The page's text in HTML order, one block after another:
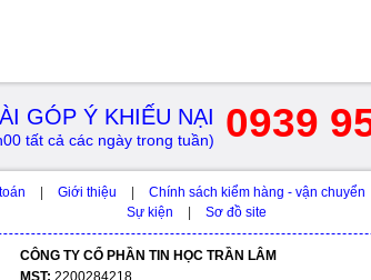
GÓP Ý KHIẾU NẠI
tất cả các ngày trong tuần) 0939
Giới thiệu Chính sách kiểm hàng - vận chuyển
Sự kiện
Sơ đồ site
CÔNG TY CỔ PHẦN TIN HỌC TRẦN LÂM